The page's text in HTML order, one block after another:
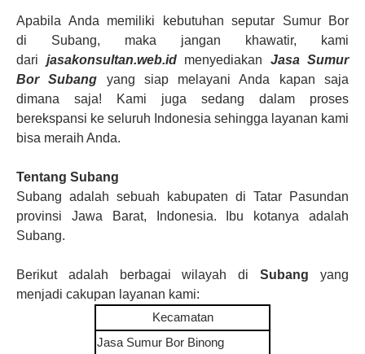
Apabila Anda memiliki kebutuhan seputar Sumur Bor
di Subang, maka jangan khawatir, kami
dari jasakonsultan.web.idmenyediakan Jasa Sumur
Bor Subang yang siap melayani Anda kapan saja
dimana saja! Kami juga sedang dalam proses
berekspansi ke seluruh Indonesia sehingga layanan kami
bisa meraih Anda.
Tentang Subang
Subang adalah sebuah kabupaten di Tatar Pasundan
provinsi Jawa Barat, Indonesia. Ibu kotanya adalah
Subang.
Berikut adalah berbagai wilayah diSubang
yang
menjadi cakupan layanan kami:
Kecamatan
Jasa Sumur Bor Binong